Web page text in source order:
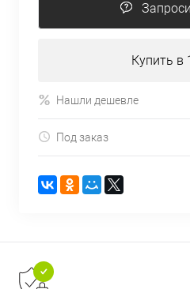
Купить в
Нашли дешевле
Под заказ